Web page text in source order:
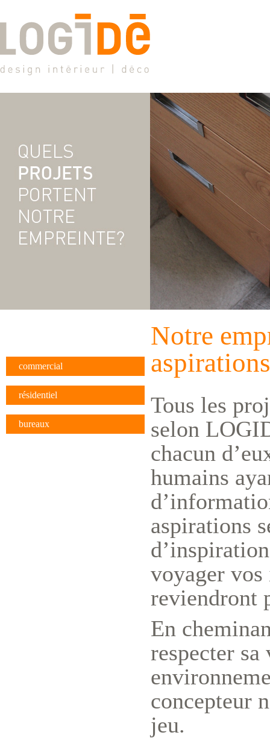
commercial
résidentiel
bureaux
Notre
aspirations
Tous les
selon
chacun
humains
aspirations
voyager vos
reviendront
En
respecter
concepteur
jeu.